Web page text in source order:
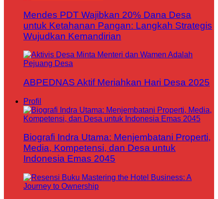
Mendes PDT Wajibkan 20% Dana Desa
untuk Ketahanan Pangan: Langkah Strategis
Wujudkan Kemandirian
ABPEDNAS Aktif Meriahkan Hari Desa 2025
Profil
Biografi Indra Utama: Menjembatani Properti,
Media, Kompetensi, dan Desa untuk
Indonesia Emas 2045